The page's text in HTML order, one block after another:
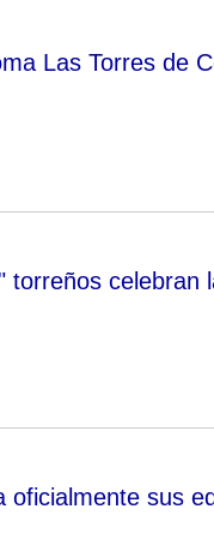
Las Torres de
torreños celebran
oficialmente sus